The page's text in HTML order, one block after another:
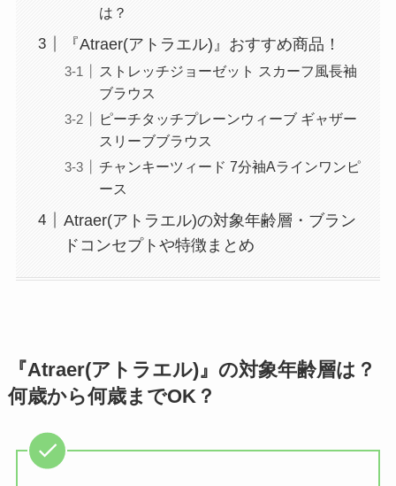
は？
『Atraer(アトラエル)』おすすめ商品！
ストレッチジョーゼット スカーフ風長袖
ブラウス
ピーチタッチプレーンウィーブ ギャザー
スリーブブラウス
チャンキーツィード 7分袖Aラインワンピ
ース
Atraer(アトラエル)の対象年齢層・ブラン
ドコンセプトや特徴まとめ
『Atraer(アトラエル)』の対象年齢層は？
何歳から何歳までOK？